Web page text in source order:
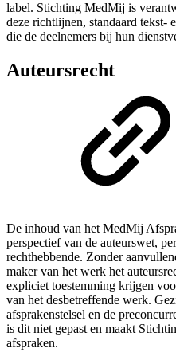
label. Stichting MedMij is
deze richtlijnen, standaard tekst-
die de deelnemers bij hun
Auteursrecht
De inhoud van het MedMij
perspectief van de auteurswet,
rechthebbende. Zonder
maker van het werk het
expliciet toestemming krijgen
van het desbetreffende werk.
afsprakenstelsel en de
is dit niet gepast en maakt
afspraken.